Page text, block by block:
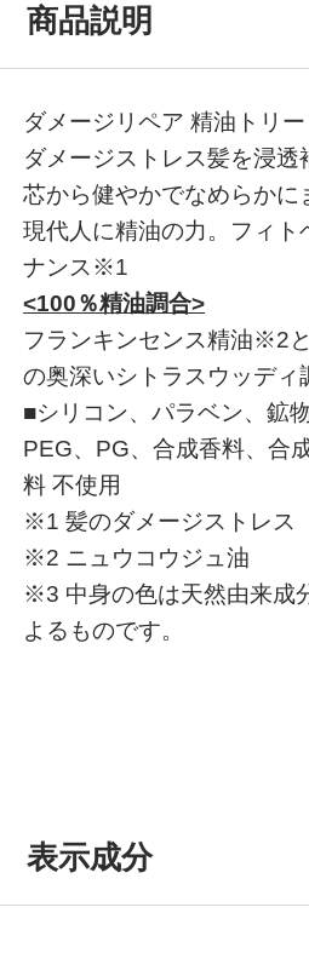
商品説明
ダメージリペア 精油トリー
ダメージストレス髪を浸透
芯から健やかでなめらかに
現代人に精油の力。フィト
ナンス※1
<100％精油調合>
フランキンセンス精油※2
の奥深いシトラスウッディ
■シリコン、パラベン、鉱
PEG、PG、合成香料、合
料 不使用
※1 髪のダメージストレス
※2 ニュウコウジュ油
※3 中身の色は天然由来成
よるものです。
表示成分